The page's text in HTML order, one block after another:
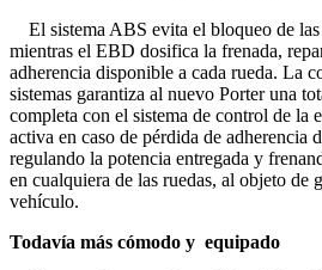
El sistema ABS evita el bloqueo de las
mientras el EBD dosifica la frenada,
adherencia disponible a cada rueda. La
sistemas garantiza al nuevo Porter una
completa con el sistema de control de la
activa en caso de pérdida de adherencia
regulando la potencia entregada y
en cualquiera de las ruedas, al objeto de
vehículo.
Todavía más cómodo y equipado